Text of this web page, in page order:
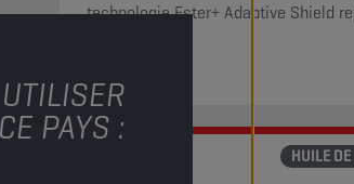
PAYS :
technologie Ester+ Adaptive Shield
HUILE